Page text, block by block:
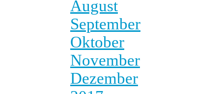
August
September
Oktober
November
Dezember